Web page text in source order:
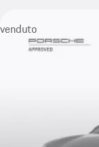
venduto